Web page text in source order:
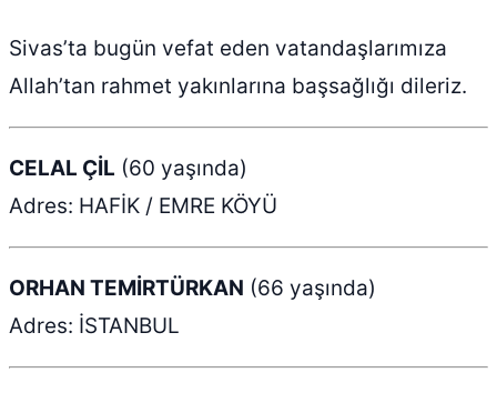
Sivas’ta bugün vefat eden vatandaşlarımıza
Allah’tan rahmet yakınlarına başsağlığı dileriz.
CELAL ÇİL (60 yaşında)
Adres: HAFİK / EMRE KÖYÜ
ORHAN TEMİRTÜRKAN (66 yaşında)
Adres: İSTANBUL